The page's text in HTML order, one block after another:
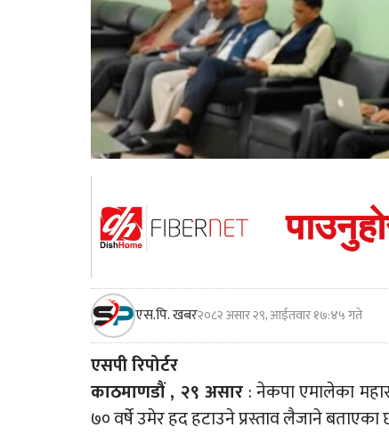
एस.पि. खबर२०८२ असार २९, आईतवार १७:४५ गते
एसपी रिपोर्टर
काठमाणडौं , २९ असार : नेकपा एमालेका
७० वर्षे उमेर हद हटाउने प्रस्ताव लैजाने बताएका